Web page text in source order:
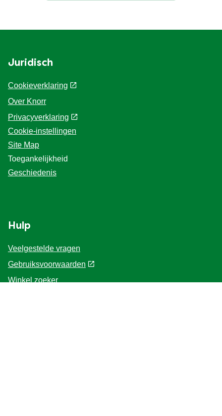
Juridisch
Cookieverklaring
Over Knorr
Privacyverklaring
Cookie-instellingen
Site Map
Toegankelijkheid
Geschiedenis
Hulp
Veelgestelde vragen
Gebruiksvoorwaarden
Winkel zoeker